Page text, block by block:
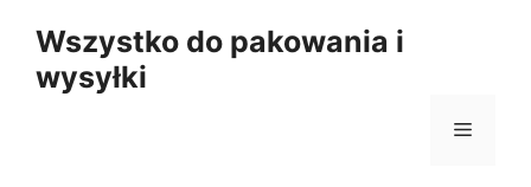
treści
Wszystko do pakowania i
wysyłki
Menu